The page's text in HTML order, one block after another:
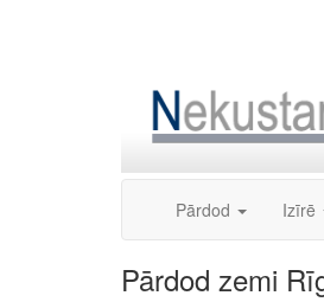
Pārdod Izīrē
Pārdod zemi